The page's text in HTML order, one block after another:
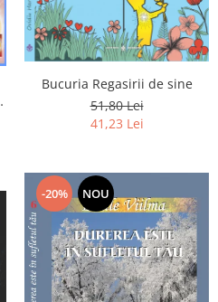
Bucuria Regasirii de sine
51,80 Lei
41,23 Lei
-20% NOU